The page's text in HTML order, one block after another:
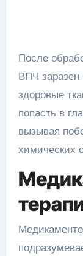
После
ВПЧ заразен
здоровые
попасть в
вызывая
химических